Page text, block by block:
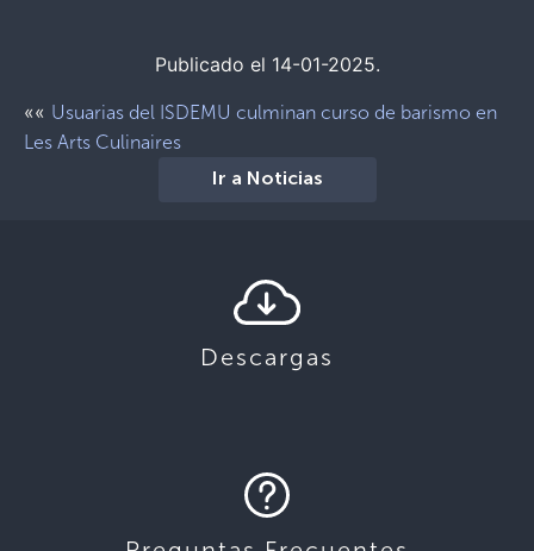
Publicado el 14-01-2025.
«« Usuarias del ISDEMU culminan curso de barismo en
Les Arts Culinaires
Ir a Noticias
Descargas